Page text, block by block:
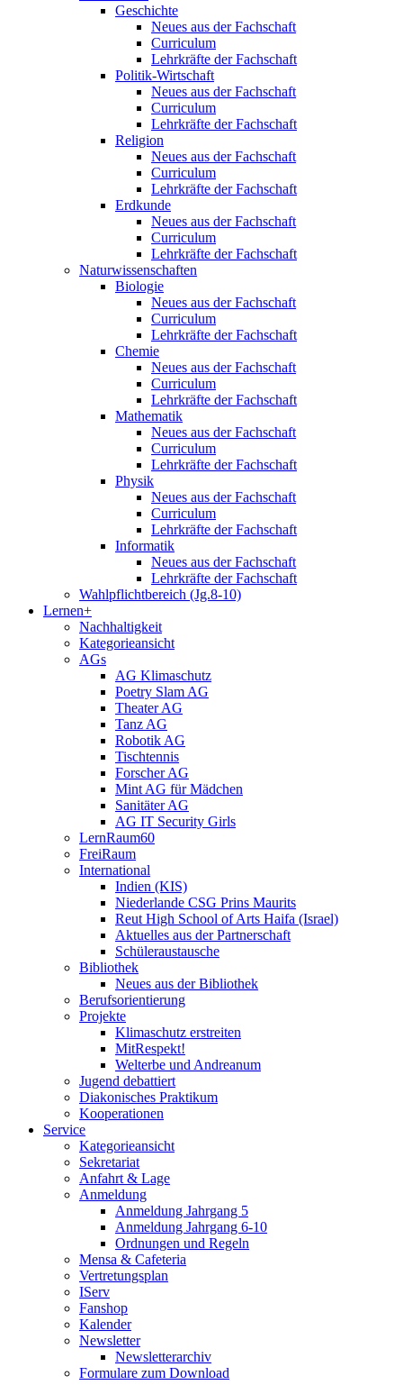
Geschichte
Neues aus der Fachschaft
Curriculum
Lehrkräfte der Fachschaft
Politik-Wirtschaft
Neues aus der Fachschaft
Curriculum
Lehrkräfte der Fachschaft
Religion
Neues aus der Fachschaft
Curriculum
Lehrkräfte der Fachschaft
Erdkunde
Neues aus der Fachschaft
Curriculum
Lehrkräfte der Fachschaft
Naturwissenschaften
Biologie
Neues aus der Fachschaft
Curriculum
Lehrkräfte der Fachschaft
Chemie
Neues aus der Fachschaft
Curriculum
Lehrkräfte der Fachschaft
Mathematik
Neues aus der Fachschaft
Curriculum
Lehrkräfte der Fachschaft
Physik
Neues aus der Fachschaft
Curriculum
Lehrkräfte der Fachschaft
Informatik
Neues aus der Fachschaft
Lehrkräfte der Fachschaft
Wahlpflichtbereich (Jg.8-10)
Lernen+
Nachhaltigkeit
Kategorieansicht
AGs
AG Klimaschutz
Poetry Slam AG
Theater AG
Tanz AG
Robotik AG
Tischtennis
Forscher AG
Mint AG für Mädchen
Sanitäter AG
AG IT Security Girls
LernRaum60
FreiRaum
International
Indien (KIS)
Niederlande CSG Prins Maurits
Reut High School of Arts Haifa (Israel)
Aktuelles aus der Partnerschaft
Schüleraustausche
Bibliothek
Neues aus der Bibliothek
Berufsorientierung
Projekte
Klimaschutz erstreiten
MitRespekt!
Welterbe und Andreanum
Jugend debattiert
Diakonisches Praktikum
Kooperationen
Service
Kategorieansicht
Sekretariat
Anfahrt & Lage
Anmeldung
Anmeldung Jahrgang 5
Anmeldung Jahrgang 6-10
Ordnungen und Regeln
Mensa & Cafeteria
Vertretungsplan
IServ
Fanshop
Kalender
Newsletter
Newsletterarchiv
Formulare zum Download